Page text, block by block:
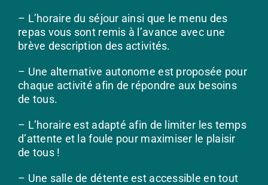
– L’horaire du séjour ainsi que le menu des
repas vous sont remis à l’avance avec une
brève description des activités.
– Une alternative autonome est proposée pour
chaque activité afin de répondre aux besoins
de tous.
– L’horaire est adapté afin de limiter les temps
d’attente et la foule pour maximiser le plaisir
de tous !
– Une salle de détente est accessible en tout